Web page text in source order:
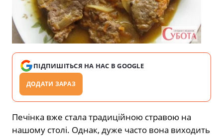
ПІДПИШІТЬСЯ НА НАС В GOOGLE
ДОДАТИ ЗАРАЗ
Печінка вже стала традиційною стравою на
нашому столі. Однак, дуже часто вона виходить